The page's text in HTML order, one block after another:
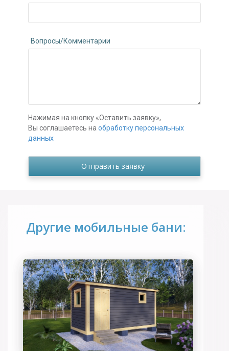
Вопросы/Комментарии
Нажимая на кнопку «Оставить заявку»,
Вы соглашаетесь на обработку персональных
данных
Другие мобильные бани: